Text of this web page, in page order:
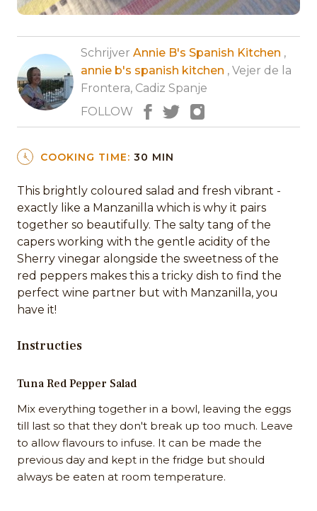
Schrijver Annie B's Spanish Kitchen ,
annie b's spanish kitchen , Vejer de la
Frontera, Cadiz Spanje
FOLLOW
COOKING TIME: 30 MIN
This brightly coloured salad and fresh vibrant -
exactly like a Manzanilla which is why it pairs
together so beautifully. The salty tang of the
capers working with the gentle acidity of the
Sherry vinegar alongside the sweetness of the
red peppers makes this a tricky dish to find the
perfect wine partner but with Manzanilla, you
have it!
Instructies
Tuna Red Pepper Salad
Mix everything together in a bowl, leaving the eggs
till last so that they don't break up too much. Leave
to allow flavours to infuse. It can be made the
previous day and kept in the fridge but should
always be eaten at room temperature.